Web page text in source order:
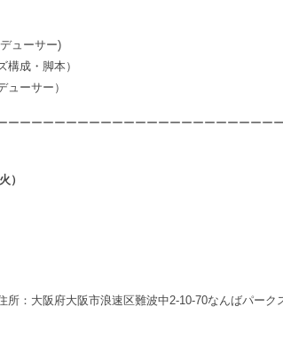
ューサー)
構成・脚本）
ューサー）
ーーーーーーーーーーーーーーーーーーーーーーー
）
所：大阪府大阪市浪速区難波中2-10-70なんばパーク